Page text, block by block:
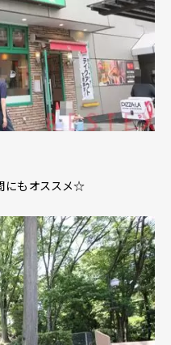
にもオススメ☆